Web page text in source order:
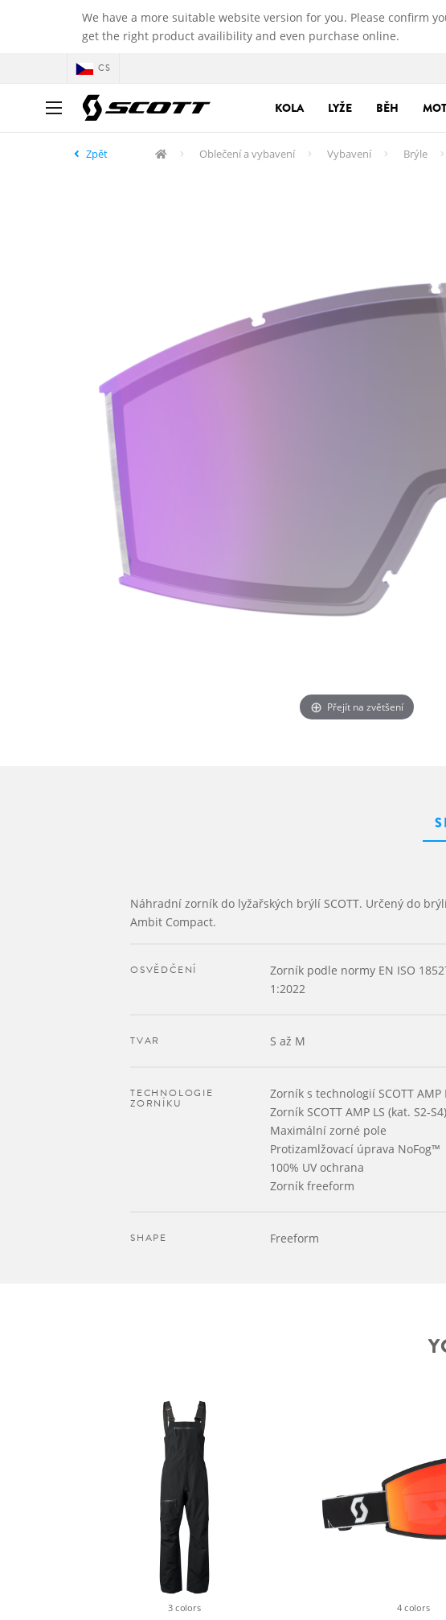
We have a more suitable website version for you. Please confirm
get the right product availibility and even purchase online.
CS
KOLA LYŽE BĚH
Zpět Oblečení a vybavení Vybavení Brýle
Přejít na zvětšení
Náhradní zorník do lyžařských brýlí SCOTT. Určený do
Ambit Compact.
OSVĚDČENÍ
Zorník podle normy EN ISO
1:2022
TVAR S až M
TECHNOLOGIE
ZORNÍKU
Zorník s technologií SCOTT AMP
Zorník SCOTT AMP LS (kat. S2-S4)
Maximální zorné pole
Protizamlžovací úprava NoFog™
100% UV ochrana
Zorník freeform
SHAPE Freeform
3 colors 4 colors